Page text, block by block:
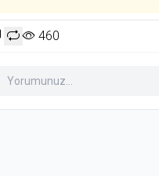
460